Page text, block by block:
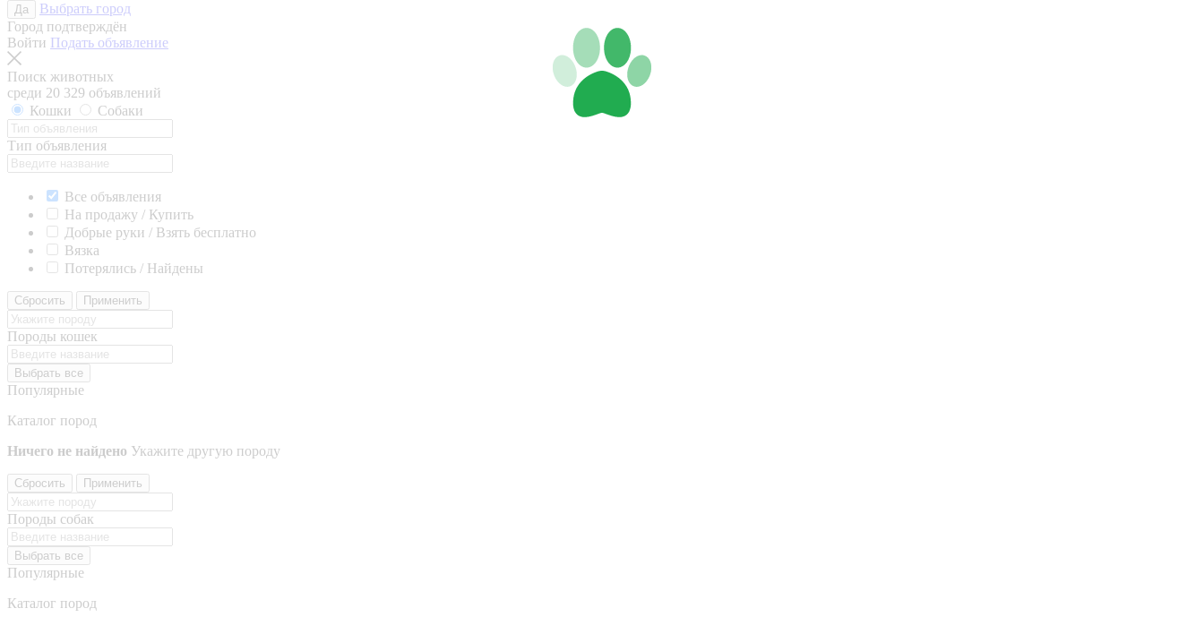
Да
Выбрать город
Город подтверждён
Войти Подать объявление
Поиск животных
среди 20 329 объявлений
Кошки
Собаки
Тип объявления
Все объявления
На продажу / Купить
Добрые руки / Взять бесплатно
Вязка
Потерялись / Найдены
Сбросить Применить
Породы кошек
Выбрать все
Популярные
Каталог пород
Ничего не найдено Укажите другую породу
Сбросить Применить
Породы собак
Выбрать все
Популярные
Каталог пород